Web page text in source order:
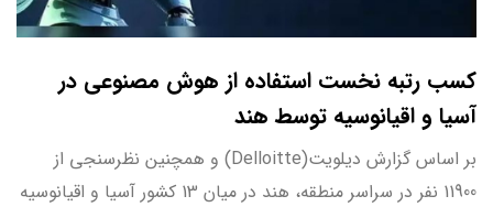
کسب رتبه نخست استفاده از هوش مصنوعی در
آسیا و اقیانوسیه توسط هند
بر اساس گزارش دیلویت(Delloitte) و همچنین نظرسنجی از
11900 نفر در سراسر منطقه، هند در میان 13 کشور آسیا و اقیانوسیه